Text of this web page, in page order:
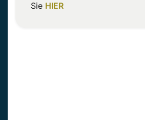
Sie HIER